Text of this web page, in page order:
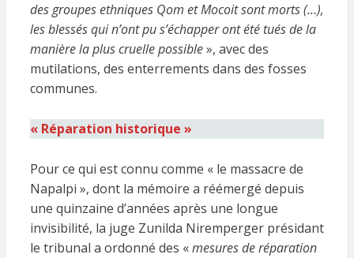
des groupes ethniques Qom et Mocoit sont morts (…),
les blessés qui n’ont pu s’échapper ont été tués de la
manière la plus cruelle possible», avec des
mutilations, des enterrements dans des fosses
communes.
« Réparation historique »
Pour ce qui est connu comme « le massacre de
Napalpi », dont la mémoire a réémergé depuis
une quinzaine d’années après une longue
invisibilité, la juge Zunilda Niremperger présidant
le tribunal a ordonné des «mesures de réparation